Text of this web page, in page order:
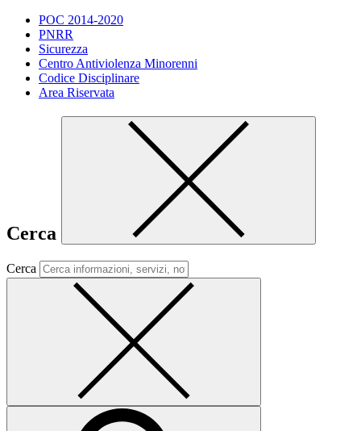
POC 2014-2020
PNRR
Sicurezza
Centro Antiviolenza Minorenni
Codice Disciplinare
Area Riservata
Cerca
Cerca